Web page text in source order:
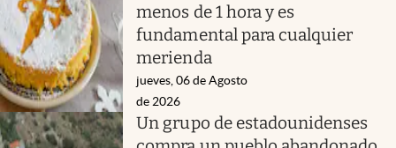
menos de 1 hora y es
fundamental para cualquier
merienda
jueves, 06 de Agosto
de 2026
Un grupo de estadounidenses